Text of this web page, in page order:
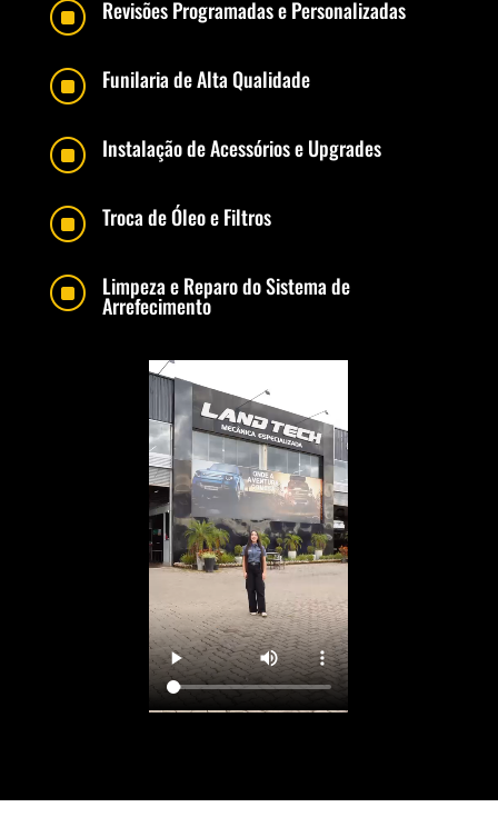
] Revisões Programadas e Personalizadas
] Funilaria de Alta Qualidade
] Instalação de Acessórios e Upgrades
] Troca de Óleo e Filtros
] Limpeza e Reparo do Sistema de
Arrefecimento